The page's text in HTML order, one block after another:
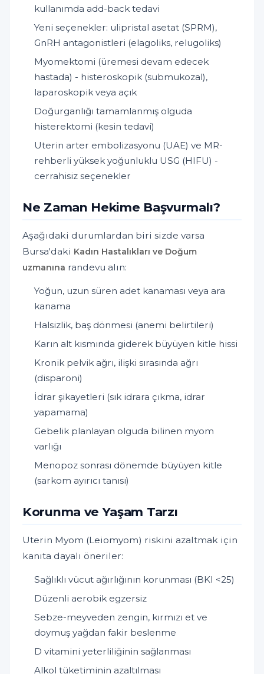
kullanımda add-back tedavi
Yeni seçenekler: ulipristal asetat (SPRM),
GnRH antagonistleri (elagoliks, relugoliks)
Myomektomi (üremesi devam edecek
hastada) - histeroskopik (submukozal),
laparoskopik veya açık
Doğurganlığı tamamlanmış olguda
histerektomi (kesin tedavi)
Uterin arter embolizasyonu (UAE) ve MR-
rehberli yüksek yoğunluklu USG (HIFU) -
cerrahisiz seçenekler
Ne Zaman Hekime Başvurmalı?
Aşağıdaki durumlardan biri sizde varsa
Bursa'daki Kadın Hastalıkları ve Doğum
uzmanına randevu alın:
Yoğun, uzun süren adet kanaması veya ara
kanama
Halsizlik, baş dönmesi (anemi belirtileri)
Karın alt kısmında giderek büyüyen kitle hissi
Kronik pelvik ağrı, ilişki sırasında ağrı
(disparoni)
İdrar şikayetleri (sık idrara çıkma, idrar
yapamama)
Gebelik planlayan olguda bilinen myom
varlığı
Menopoz sonrası dönemde büyüyen kitle
(sarkom ayırıcı tanısı)
Korunma ve Yaşam Tarzı
Uterin Myom (Leiomyom) riskini azaltmak için
kanıta dayalı öneriler:
Sağlıklı vücut ağırlığının korunması (BKI <25)
Düzenli aerobik egzersiz
Sebze-meyveden zengin, kırmızı et ve
doymuş yağdan fakir beslenme
D vitamini yeterliliğinin sağlanması
Alkol tüketiminin azaltılması